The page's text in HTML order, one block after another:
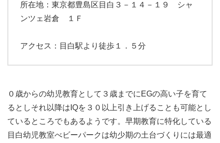
所在地：東京都豊島区目白３－１４－１９ シャ
ンツェ岩倉 １Ｆ
アクセス：目白駅より徒歩１．５分
０歳からの幼児教育として３歳までにEGの高い子を育て
るとしそれ以降はIQを３０以上引き上げることも可能とし
ているところでもあるようです。早期教育に特化している
目白幼児教室べビーパークは幼少期の土台づくりには最適